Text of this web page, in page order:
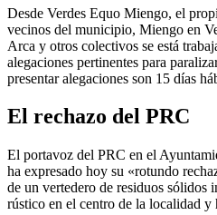
Desde Verdes Equo Miengo, el
vecinos del municipio, Miengo en
Arca y otros colectivos se está
alegaciones pertinentes para
presentar alegaciones son 15 días
El rechazo del PRC
El portavoz del PRC en el
ha expresado hoy su «rotundo
de un vertedero de residuos sólidos
rústico en el centro de la localidad